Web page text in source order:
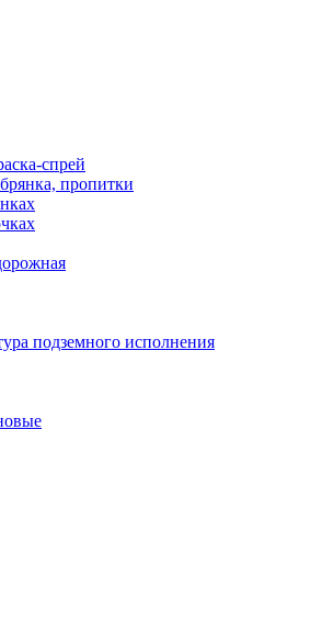
спрей
пропитки
подземного исполнения